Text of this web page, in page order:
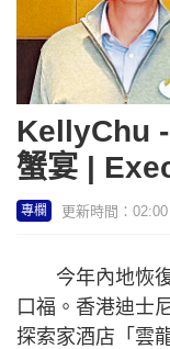
KellyChu
蟹宴 |
專欄 更新時間：
今年內地恢復
口福。香港迪士
探索家酒店「雲